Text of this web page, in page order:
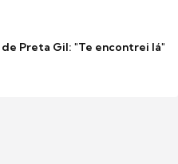
Preta Gil: "Te encontrei lá"